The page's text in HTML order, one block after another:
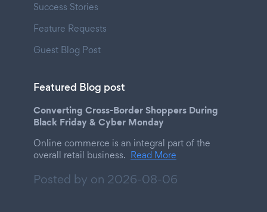
Success Stories
Feature Requests
Guest Blog Post
Featured Blog post
Converting Cross-Border Shoppers During
Black Friday & Cyber Monday
Online commerce is an integral part of the
overall retail business. Read More
Posted by on 2026-08-06